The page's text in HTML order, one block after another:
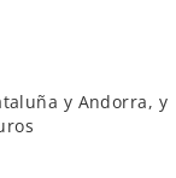
y Andorra, y